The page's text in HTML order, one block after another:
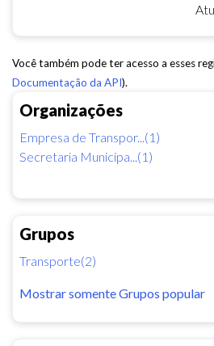
Organizações
Empresa de Transpor...(1)
Secretaria Municipa...(1)
Grupos
Transporte(2)
Mostrar somente Grupos popular
Você também pode ter acesso a esses
Documentação da API).